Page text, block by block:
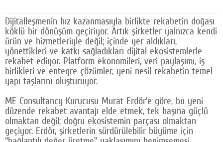
SOSYAL MEDYA
Facebook
Twitter
Google Plus
© 2026 TÜM HAKLARI SAKLIDIR
Dijitalleşmenin hız kazanmasıyla birlikte rekabetin doğası
köklü bir dönüşüm geçiriyor. Artık şirketler yalnızca kendi
ürün ve hizmetleriyle değil; içinde yer aldıkları,
yönettikleri ve katkı sağladıkları dijital ekosistemlerle
rekabet ediyor. Platform ekonomileri, veri paylaşımı, iş
birlikleri ve entegre çözümler, yeni nesil rekabetin temel
yapı taşlarını oluşturuyor.
ME Consultancy Kurucusu Murat Erdör’e göre, bu yeni
düzende rekabet avantajı elde etmek, tek başına güçlü
olmaktan değil; doğru ekosistemin parçası olmaktan
geçiyor. Erdör, şirketlerin sürdürülebilir büyüme için